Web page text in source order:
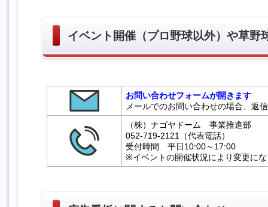
イベント開催（プロ野球以外）や草野
お問い合わせフォームが開きます
メールでのお問い合わせの場合、返
（株）ナゴヤドーム 事業推進部
052-719-2121（代表電話）
受付時間 平日10:00～17:00
※イベントの開催状況により変更に